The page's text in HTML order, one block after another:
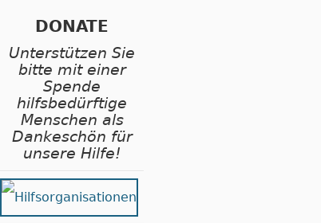
DONATE
Unterstützen Sie
bitte mit einer
Spende
hilfsbedürftige
Menschen als
Dankeschön für
unsere Hilfe!